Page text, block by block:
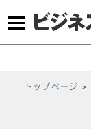
トップページ